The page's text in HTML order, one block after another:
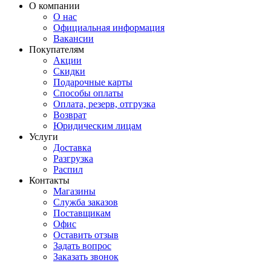
О компании
О нас
Официальная информация
Вакансии
Покупателям
Акции
Скидки
Подарочные карты
Способы оплаты
Оплата, резерв, отгрузка
Возврат
Юридическим лицам
Услуги
Доставка
Разгрузка
Распил
Контакты
Магазины
Служба заказов
Поставщикам
Офис
Оставить отзыв
Задать вопрос
Заказать звонок